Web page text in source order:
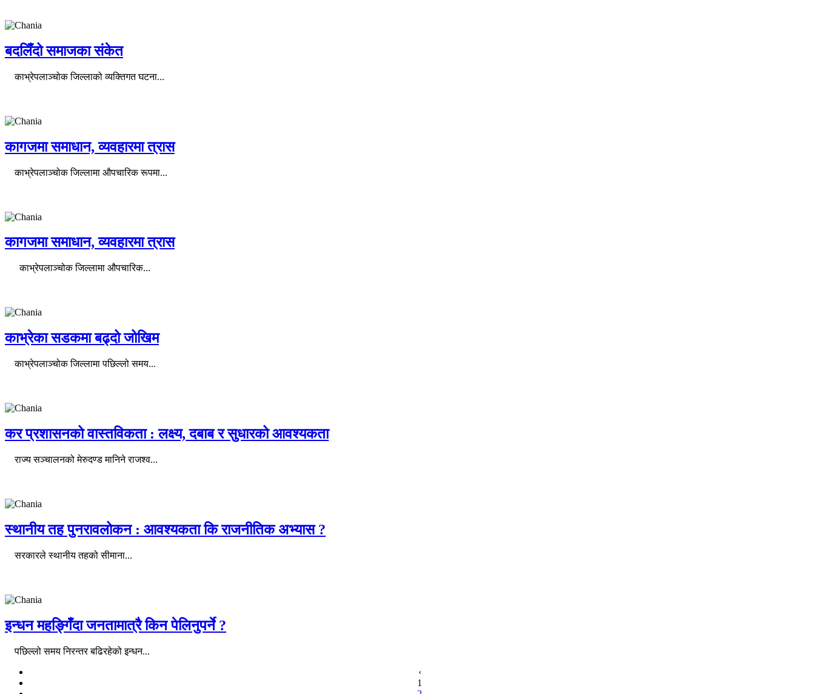
बदलिँदो समाजका संकेत
काभ्रेपलाञ्चोक जिल्लाको व्यक्तिगत घटना...
कागजमा समाधान, व्यवहारमा त्रास
काभ्रेपलाञ्चोक जिल्लामा औपचारिक रूपमा...
कागजमा समाधान, व्यवहारमा त्रास
काभ्रेपलाञ्चोक जिल्लामा औपचारिक...
काभ्रेका सडकमा बढ्दो जोखिम
काभ्रेपलाञ्चोक जिल्लामा पछिल्लो समय...
कर प्रशासनको वास्तविकता : लक्ष्य, दबाब र सुधारको आवश्यकता
राज्य सञ्चालनको मेरुदण्ड मानिने राजश्व...
स्थानीय तह पुनरावलोकन : आवश्यकता कि राजनीतिक अभ्यास ?
सरकारले स्थानीय तहको सीमाना...
इन्धन महङ्गिँदा जनतामात्रै किन पेलिनुपर्ने ?
पछिल्लो समय निरन्तर बढिरहेको इन्धन...
‹
1